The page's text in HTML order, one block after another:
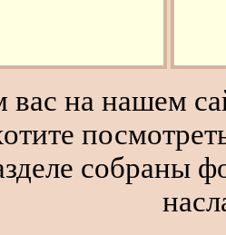
вас на нашем
собраны